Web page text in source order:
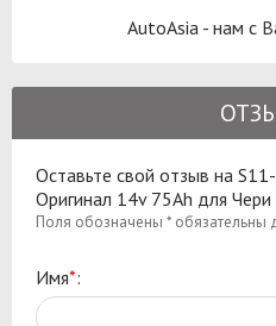
AutoAsia - нам с
Оставьте свой отзыв на
Оригинал 14v 75Ah для Чери
Поля обозначены * обязательны
Имя*: